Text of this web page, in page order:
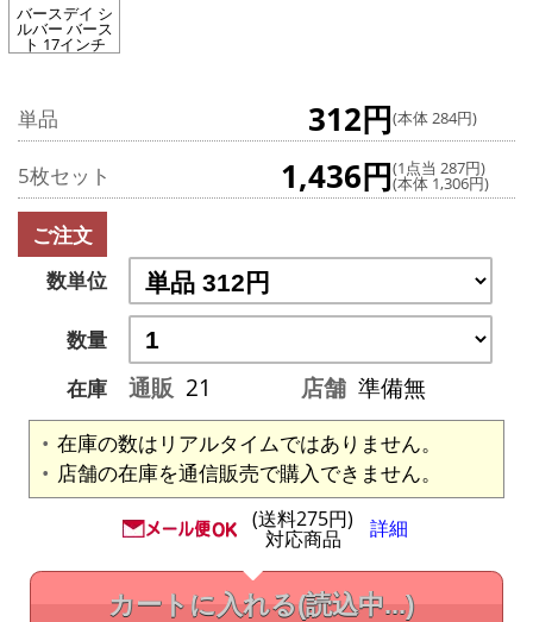
バースデイ シ
ルバー バース
ト 17インチ
単品 312円(本体 284円)
5枚セット 1,436円(1点当 287円)
(本体 1,306円)
ご注文
数単位
数量
在庫
通販 21 店舗 準備無
在庫の数はリアルタイムではありません。
店舗の在庫を通信販売で購入できません。
(送料275円)
対応商品 詳細
カートに入れる(読込中...)